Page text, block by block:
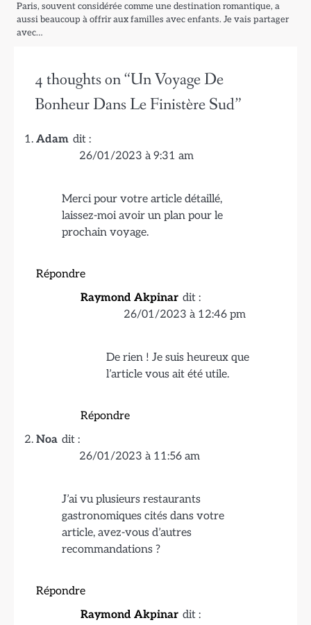
Paris, souvent considérée comme une destination romantique, a
aussi beaucoup à offrir aux familles avec enfants. Je vais partager
avec…
4 thoughts on “Un Voyage De
Bonheur Dans Le Finistère Sud”
Adam dit :
26/01/2023 à 9:31 am
Merci pour votre article détaillé,
laissez-moi avoir un plan pour le
prochain voyage.
Répondre
Raymond Akpinar dit :
26/01/2023 à 12:46 pm
De rien ! Je suis heureux que
l’article vous ait été utile.
Répondre
Noa dit :
26/01/2023 à 11:56 am
J’ai vu plusieurs restaurants
gastronomiques cités dans votre
article, avez-vous d’autres
recommandations ?
Répondre
Raymond Akpinar dit :